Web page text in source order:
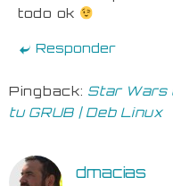
todo ok
Responder
Pingback: Star Wars
tu GRUB | Deb Linux
dmacias